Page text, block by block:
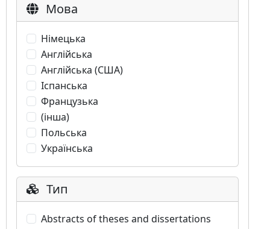
Мова
Німецька
Англійська
Англійська (США)
Іспанська
Французька
(інша)
Польська
Українська
Тип
Abstracts of theses and dissertations